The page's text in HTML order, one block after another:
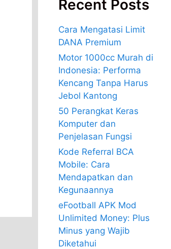
Recent Posts
Cara Mengatasi Limit
DANA Premium
Motor 1000cc Murah di
Indonesia: Performa
Kencang Tanpa Harus
Jebol Kantong
50 Perangkat Keras
Komputer dan
Penjelasan Fungsi
Kode Referral BCA
Mobile: Cara
Mendapatkan dan
Kegunaannya
eFootball APK Mod
Unlimited Money: Plus
Minus yang Wajib
Diketahui